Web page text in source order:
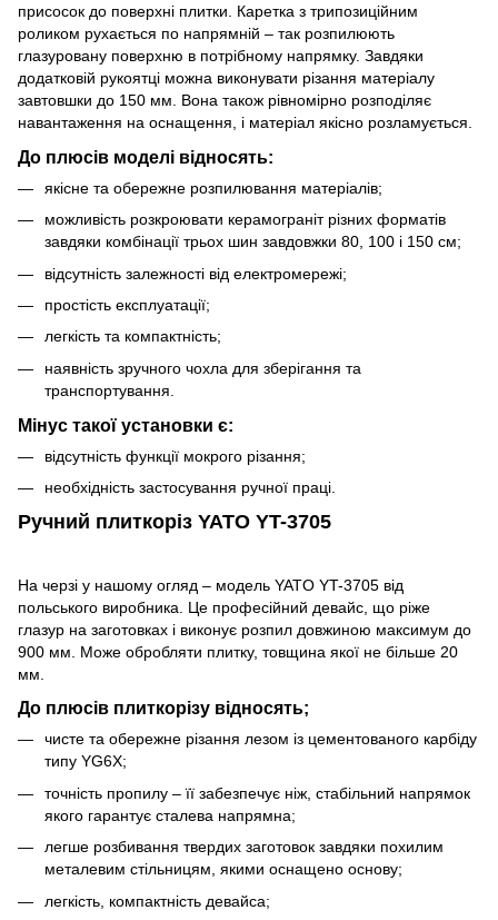
присосок до поверхні плитки. Каретка з трипозиційним
роликом рухається по напрямній – так розпилюють
глазуровану поверхню в потрібному напрямку. Завдяки
додатковій рукоятці можна виконувати різання матеріалу
завтовшки до 150 мм. Вона також рівномірно розподіляє
навантаження на оснащення, і матеріал якісно розламується.
До плюсів моделі відносять:
якісне та обережне розпилювання матеріалів;
можливість розкроювати керамограніт різних форматів
завдяки комбінації трьох шин завдовжки 80, 100 і 150 см;
відсутність залежності від електромережі;
простість експлуатації;
легкість та компактність;
наявність зручного чохла для зберігання та
транспортування.
Мінус такої установки є:
відсутність функції мокрого різання;
необхідність застосування ручної праці.
Ручний плиткоріз YATO YT-3705
На черзі у нашому огляд – модель YATO YT-3705 від
польського виробника. Це професійний девайс, що ріже
глазур на заготовках і виконує розпил довжиною максимум до
900 мм. Може обробляти плитку, товщина якої не більше 20
мм.
До плюсів плиткорізу відносять;
чисте та обережне різання лезом із цементованого карбіду
типу YG6X;
точність пропилу – її забезпечує ніж, стабільний напрямок
якого гарантує сталева напрямна;
легше розбивання твердих заготовок завдяки похилим
металевим стільницям, якими оснащено основу;
легкість, компактність девайса;